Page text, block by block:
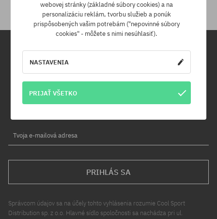
nových produktoch a propagačných akciách!
Navyše získaš zľavový kód -5 % na celú objednávku!
Tvoja e-mailová adresa
PRIHLÁS SA
Správcom údajov sa na účely tohto vyhlásenia rozumie Cool Sport
Distribution sp. z o.o. Hlavné sídlo spoločnosti sa nachádza pri ul.
webovej stránky (základné súbory cookies) a na
personalizáciu reklám, tvorbu služieb a ponúk
prispôsobených vašim potrebám ("nepovinné súbory
cookies" - môžete s nimi nesúhlasiť).
NASTAVENIA
PRIJAŤ VŠETKO